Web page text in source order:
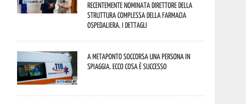
recentemente nominata Direttore della
Struttura Complessa della Farmacia
Ospedaliera. I dettagli
A Metaponto soccorsa una persona in
spiaggia. Ecco cosa è successo